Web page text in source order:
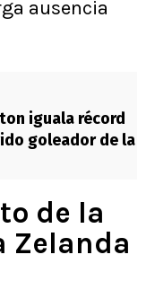
ausencia
iguala récord
goleador de la
de la
Zelanda